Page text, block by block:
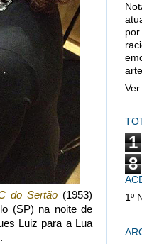
do Sertão(1953)
(SP) na noite de
Luiz para a Lua
1
8
1º